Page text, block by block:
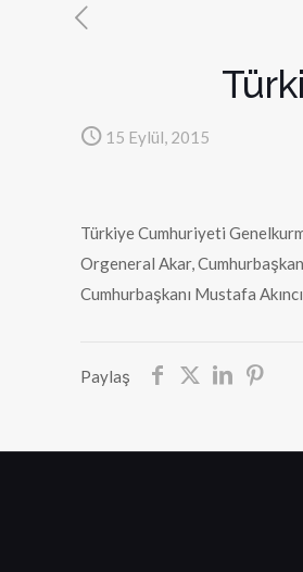
15 Eylül, 2015
Türkiye Cumhuriyeti
Orgeneral Akar,
Cumhurbaşkanı Mustafa
Paylaş